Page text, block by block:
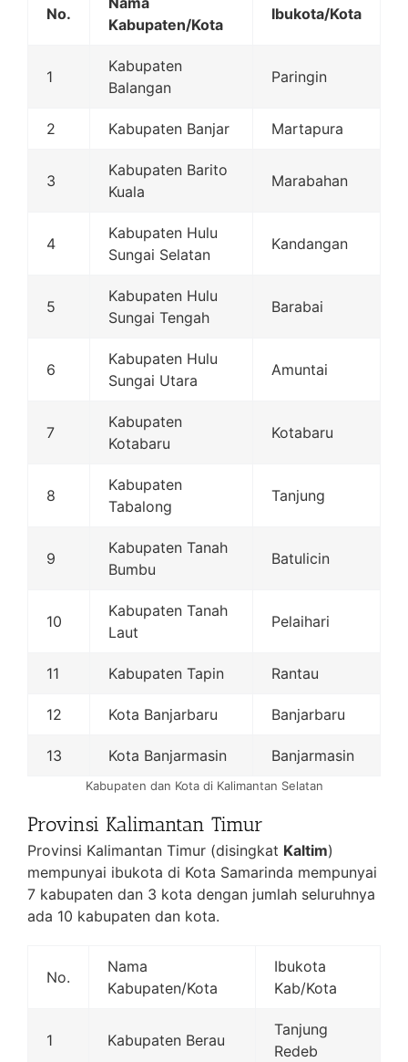
No.
Kabupaten/Kota
Ibukota/Kota
1
Kabupaten
Balangan
Paringin
2 Kabupaten Banjar Martapura
3
Kabupaten Barito
Kuala
Marabahan
4
Kabupaten Hulu
Sungai Selatan
Kandangan
5
Kabupaten Hulu
Sungai Tengah
Barabai
6
Kabupaten Hulu
Sungai Utara
Amuntai
7
Kabupaten
Kotabaru
Kotabaru
8
Kabupaten
Tabalong
Tanjung
9
Kabupaten Tanah
Bumbu
Batulicin
10
Kabupaten Tanah
Laut
Pelaihari
11 Kabupaten Tapin Rantau
12 Kota Banjarbaru Banjarbaru
13 Kota Banjarmasin Banjarmasin
Kabupaten dan Kota di Kalimantan Selatan
Provinsi Kalimantan Timur
Provinsi Kalimantan Timur (disingkat Kaltim)
mempunyai ibukota di Kota Samarinda mempunyai
7 kabupaten dan 3 kota dengan jumlah seluruhnya
ada 10 kabupaten dan kota.
No.
Nama
Kabupaten/Kota
Ibukota
Kab/Kota
1 Kabupaten Berau
Tanjung
Redeb